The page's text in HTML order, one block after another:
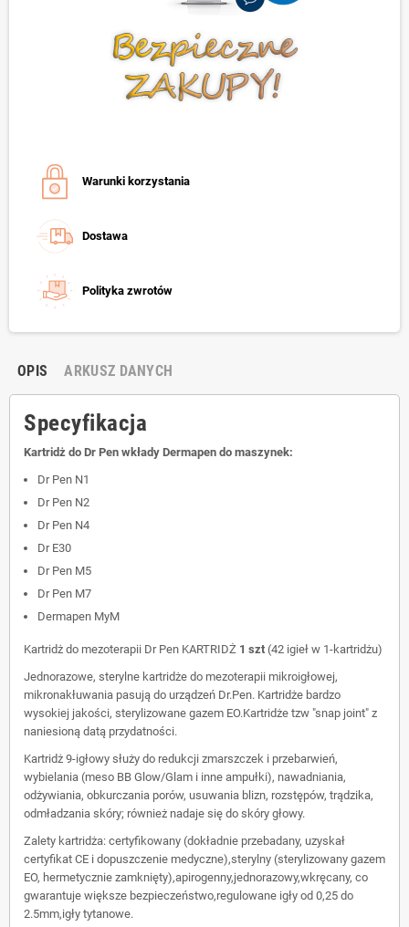
Warunki korzystania
Dostawa
Polityka zwrotów
OPIS ARKUSZ DANYCH
Specyfikacja
Kartridż do Dr Pen wkłady Dermapen do maszynek:
Dr Pen N1
Dr Pen N2
Dr Pen N4
Dr E30
Dr Pen M5
Dr Pen M7
Dermapen MyM
Kartridż do mezoterapii Dr Pen KARTRIDŻ 1 szt (42 igieł w 1-kartridżu)
Jednorazowe, sterylne kartridże do mezoterapii mikroigłowej,
mikronakłuwania pasują do urządzeń Dr.Pen. Kartridże bardzo
wysokiej jakości, sterylizowane gazem EO.Kartridże tzw "snap joint" z
naniesioną datą przydatności.
Kartridż 9-igłowy służy do redukcji zmarszczek i przebarwień,
wybielania (meso BB Glow/Glam i inne ampułki), nawadniania,
odżywiania, obkurczania porów, usuwania blizn, rozstępów, trądzika,
odmładzania skóry; również nadaje się do skóry głowy.
Zalety kartridża: certyfikowany (dokładnie przebadany, uzyskał
certyfikat CE i dopuszczenie medyczne),sterylny (sterylizowany gazem
EO, hermetycznie zamknięty),apirogenny,jednorazowy,wkręcany, co
gwarantuje większe bezpieczeństwo,regulowane igły od 0,25 do
2.5mm,igły tytanowe.